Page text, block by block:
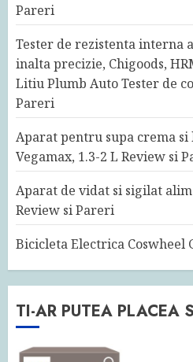
Pareri
Tester de rezistenta interna
inalta precizie, Chigoods,
Litiu Plumb Auto Tester de
Pareri
Aparat pentru supa crema
Vegamax, 1.3-2 L Review si
Aparat de vidat si sigilat
Review si Pareri
Bicicleta Electrica Coswheel
TI-AR PUTEA PLACEA